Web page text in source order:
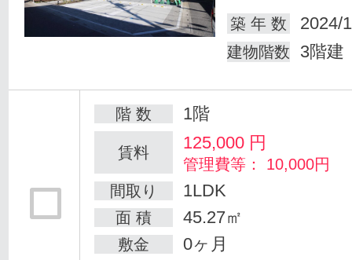
築 年 数
2024/
建物階数 3階建
階 数 1階
賃料 125,000 円
管理費等： 10,000円
間取り
1LDK
面 積 45.27㎡
敷金 0ヶ月